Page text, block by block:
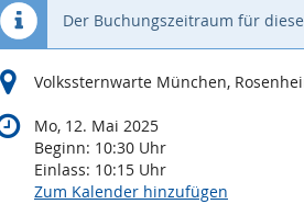
Der Buchungszeitraum für
Volkssternwarte München,
Mo, 12. Mai 2025
Beginn: 10:30 Uhr
Einlass: 10:15 Uhr
Zum Kalender hinzufügen